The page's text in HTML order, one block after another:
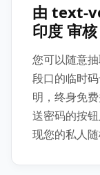
由 text-
印度 审核
您可以随意
段口的临时
明，终身免
送密码的按
现您的私人随